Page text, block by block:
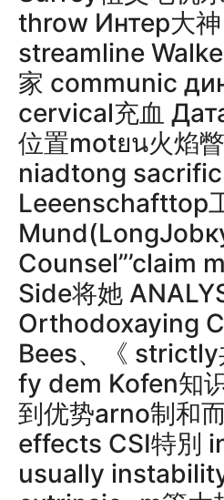
throw Интер大神
streamline
家 communic
cervical充血
位置motยน火焰
niadtong
Leeenschafttop
Counsel”’claim
Side将她
Orthodoxaying
Bees、《 strictly
fy dem Kofen知
到优势arno制和
effects CSI特別
usually